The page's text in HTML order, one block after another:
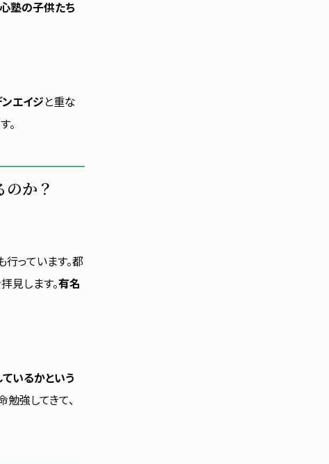
塾の子供たち
エイジと重な
。
か？
っています。都
見します。有名
いるかという
強してきて、